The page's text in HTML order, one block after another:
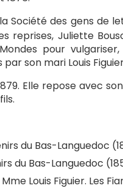
Société des gens de
reprises, Juliette
pour
son mari Louis
Elle repose avec
du Bas-Languedoc
du Bas-Languedoc
Louis Figuier. Les